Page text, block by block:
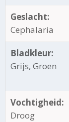
Geslacht:
Cephalaria
Bladkleur:
Grijs, Groen
Vochtigheid:
Droog